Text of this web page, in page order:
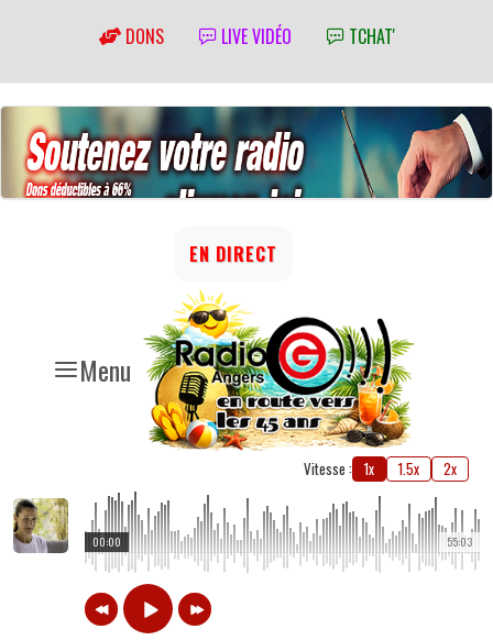
DONS LIVE VIDÉO TCHAT'
Menu
EN DIRECT
Vitesse : 1x 1.5x 2x
55:03
00:00